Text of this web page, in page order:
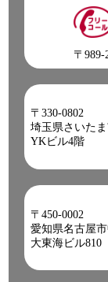
〒
〒330-0802
埼玉県さいた
YKビル4階
〒450-0002
愛知県名古屋
大東海ビル810